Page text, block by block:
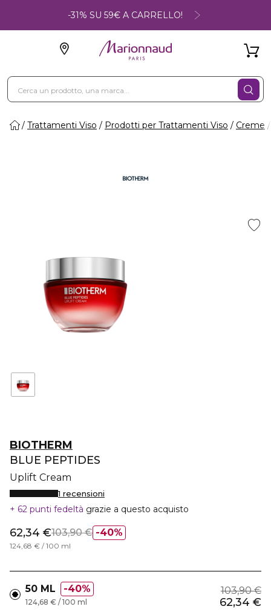
-31% SU 59€ A CARRELLO!
Trattamenti Viso Prodotti per Trattamenti Viso Creme
BIOTHERM
BLUE PEPTIDES
Uplift Cream
1 recensioni
62 punti fedeltà grazie a questo acquisto
40%
62,34 €103,90 €
124,68 € / 100 ml
50 ML 40% 103,90 €
62,34 €
124,68 € / 100 ml